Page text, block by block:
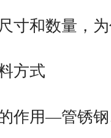
寸和数量，
方式
作用—管锈